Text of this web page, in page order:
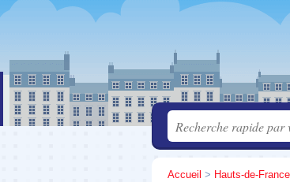
Accueil > Hauts-de-France